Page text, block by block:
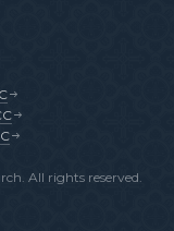
All rights reserved.